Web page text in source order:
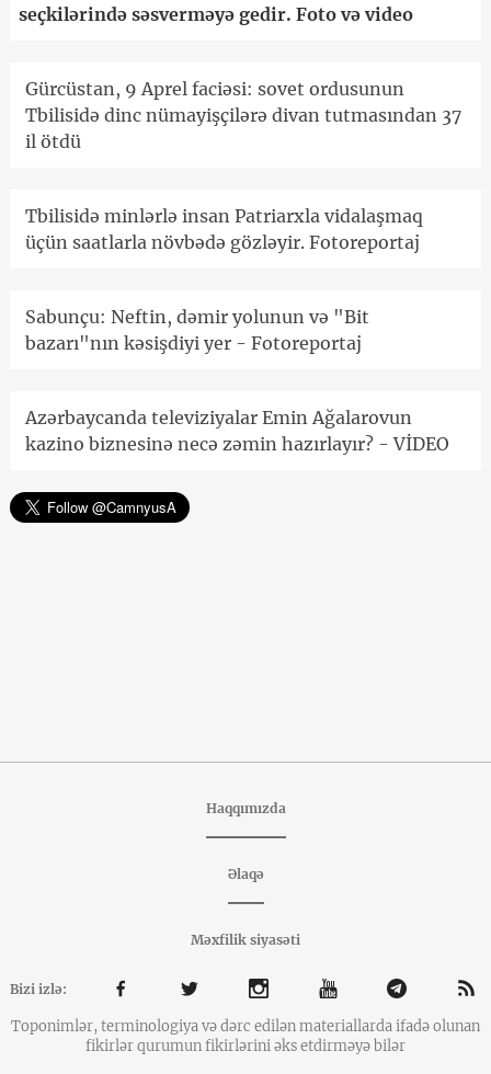
seçkilərində səsverməyə gedir. Foto və video
Gürcüstan, 9 Aprel faciəsi: sovet ordusunun
Tbilisidə dinc nümayişçilərə divan tutmasından 37
il ötdü
Tbilisidə minlərlə insan Patriarxla vidalaşmaq
üçün saatlarla növbədə gözləyir. Fotoreportaj
Sabunçu: Neftin, dəmir yolunun və "Bit
bazarı"nın kəsişdiyi yer - Fotoreportaj
Azərbaycanda televiziyalar Emin Ağalarovun
kazino biznesinə necə zəmin hazırlayır? - VİDEO
Haqqımızda
Əlaqə
Məxfilik siyasəti
Bizi izlə:
Toponimlər, terminologiya və dərc edilən materiallarda ifadə olunan
fikirlər qurumun fikirlərini əks etdirməyə bilər